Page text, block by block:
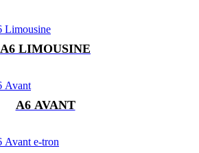
A6 LIMOUSINE
A6 AVANT